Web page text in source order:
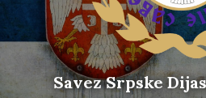
Savez Srpske